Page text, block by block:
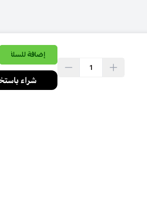
إضافة للسلة